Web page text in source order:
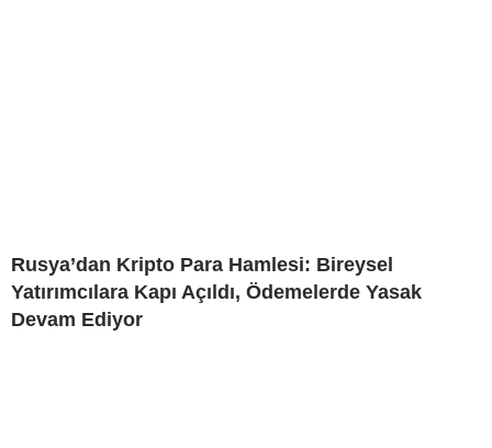
Rusya’dan Kripto Para Hamlesi: Bireysel
Yatırımcılara Kapı Açıldı, Ödemelerde Yasak
Devam Ediyor